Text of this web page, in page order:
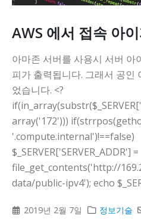
AWS 에서 접속 아
아마존 서버를 사용시 서버 아
피가 출력됩니다. 그래서 공인
었습니다. <?
array('172')))
'.compute.internal')!==false)
$_SERVER['SERVER_ADDR'] =
file_get_contents('http://
data/public-ipv4'); echo
2019년 2월 7일 정보기술